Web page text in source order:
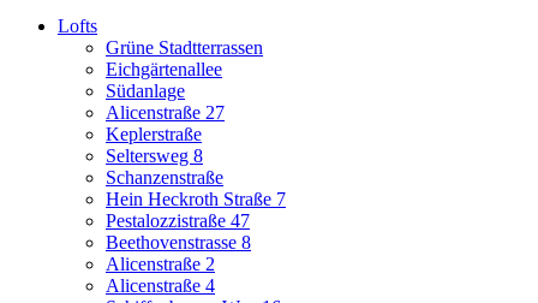
Lofts
Grüne Stadtterrassen
Eichgärtenallee
Südanlage
Alicenstraße 27
Keplerstraße
Seltersweg 8
Schanzenstraße
Hein Heckroth Straße 7
Pestalozzistraße 47
Beethovenstrasse 8
Alicenstraße 2
Alicenstraße 4